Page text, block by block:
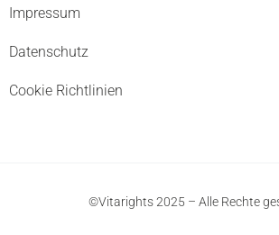
Impressum
Datenschutz
Cookie Richtlinien
©Vitarights 2025 – Alle Rechte